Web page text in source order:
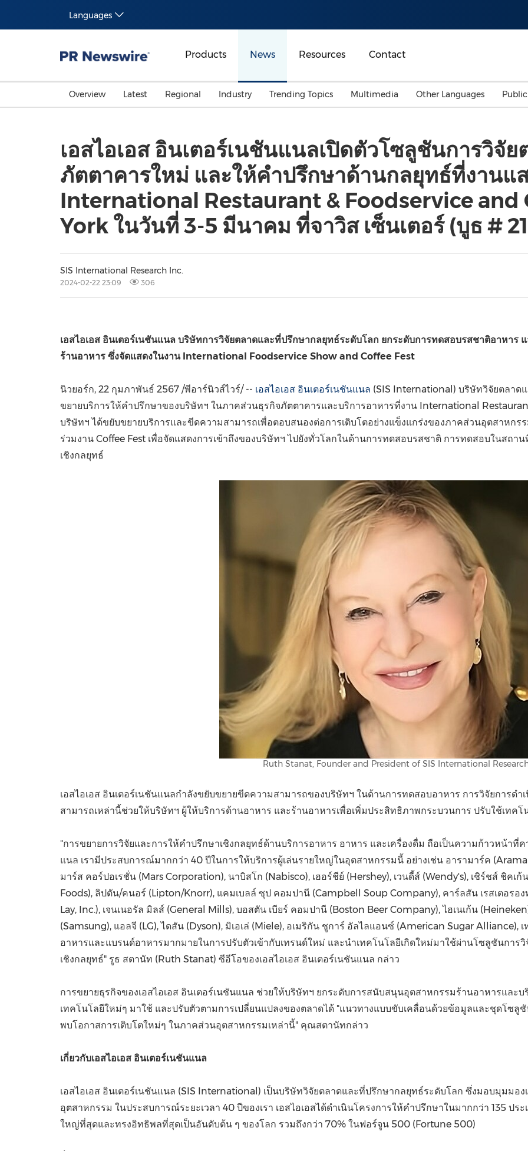
Languages
Products News Resources Contact
Overview Latest Regional
Malaysia
Australia
Industry
Energy
General Business
Sports
Advertising, Marketing
Media
Trending Topics
Investment & Financing
Summer Event
Belt & Road
Consumer Electronics
Multimedia Other Languages
เอสไอเอส อินเตอร์เนชันแนลเปิดตัวโซลูชันการวิจั
ภัตตาคารใหม่ และให้คำปรึกษาด้านกลยุทธ์ที่งานแ
International Restaurant & Foodservice and
York ในวันที่ 3-5 มีนาคม ที่จาวิส เซ็นเตอร์ (บูธ #
SIS International Research Inc.
2024-02-22 23:09 306
เอสไอเอส อินเตอร์เนชันแนล บริษัทการวิจัยตลาดและที่ปรึกษากลยุทธ์ระดับโลก ยกระดับการทดสอบรสชาติอาหาร แ
ร้านอาหาร ซึ่งจัดแสดงในงานInternational Foodservice Show and Coffee Fest
นิวยอร์ก, 22 กุมภาพันธ์ 2567 /พีอาร์นิวส์ไวร์/ -- เอสไอเอส อินเตอร์เนชันแนล (SIS International) บริษัทวิจัยตลาด
ขยายบริการให้คำปรึกษาของบริษัทฯ ในภาคส่วนธุรกิจภัตตาคารและบริการอาหารที่งาน International
บริษัทฯ ได้ขยับขยายบริการและขีดความสามารถเพื่อตอบสนองต่อการเติบโตอย่างแข็งแกร่งของภาคส่วนอุตสาหกรร
ร่วมงาน Coffee Fest เพื่อจัดแสดงการเข้าถึงของบริษัทฯ ไปยังทั่วโลกในด้านการทดสอบรสชาติ การทดสอบในสถา
เชิงกลยุทธ์
Ruth Stanat, Founder and President of SIS International
เอสไอเอส อินเตอร์เนชันแนลกำลังขยับขยายขีดความสามารถของบริษัทฯ ในด้านการทดสอบอาหาร การวิจัยการด
สามารถเหล่านี้ช่วยให้บริษัทฯ ผู้ให้บริการด้านอาหาร และร้านอาหารเพื่อเพิ่มประสิทธิภาพกระบวนการ ปรับใช้เทค
"การขยายการวิจัยและการให้คำปรึกษาเชิงกลยุทธ์ด้านบริการอาหาร อาหาร และเครื่องดื่ม ถือเป็นความก้าวหน้าที่
แนล เรามีประสบการณ์มากกว่า 40 ปีในการให้บริการผู้เล่นรายใหญ่ในอุตสาหกรรมนี้ อย่างเช่น อารามาร์ค
มาร์ส คอร์ปอเรชั่น (Mars Corporation), นาบิสโก (Nabisco), เฮอร์ชีย์ (Hershey), เวนดี้ส์ (Wendy's), เชิร์ชส์ ชิคเ
Foods), ลิปตัน/คนอร์ (Lipton/Knorr), แคมเบลล์ ซุป คอมปานี (Campbell Soup Company), คาร์ลสัน เรสเตอรอง
Lay, Inc.), เจนเนอรัล มิลส์ (General Mills), บอสตัน เบียร์ คอมปานี (Boston Beer Company), ไฮเนเก้น
(Samsung), แอลจี (LG), ไดสัน (Dyson), มิเอเล่ (Miele), อเมริกัน ชูการ์ อัลไลแอนซ์ (American Sugar Alliance),
อาหารและแบรนด์อาหารมากมายในการปรับตัวเข้ากับเทรนด์ใหม่ และนำเทคโนโลยีเกิดใหม่มาใช้ผ่านโซลูชันการ
เชิงกลยุทธ์" รูธ สตานัท (Ruth Stanat) ซีอีโอของเอสไอเอส อินเตอร์เนชันแนล กล่าว
การขยายธุรกิจของเอสไอเอส อินเตอร์เนชันแนล ช่วยให้บริษัทฯ ยกระดับการสนับสนุนอุตสาหกรรมร้านอาหารและ
เทคโนโลยีใหม่ๆ มาใช้ และปรับตัวตามการเปลี่ยนแปลงของตลาดได้ "แนวทางแบบขับเคลื่อนด้วยข้อมูลและชุดโซลู
พบโอกาสการเติบโตใหม่ๆ ในภาคส่วนอุตสาหกรรมเหล่านี้" คุณสตานัทกล่าว
เกี่ยวกับเอสไอเอส อินเตอร์เนชันแนล
เอสไอเอส อินเตอร์เนชันแนล (SIS International) เป็นบริษัทวิจัยตลาดและที่ปรึกษากลยุทธ์ระดับโลก ซึ่งมอบมุมมอ
อุตสาหกรรม ในประสบการณ์ระยะเวลา 40 ปีของเรา เอสไอเอสได้ดำเนินโครงการให้คำปรึกษาในมากกว่า 135 ปร
ใหญ่ที่สุดและทรงอิทธิพลที่สุดเป็นอันดับต้น ๆ ของโลก รวมถึงกว่า 70% ในฟอร์จูน 500 (Fortune 500)